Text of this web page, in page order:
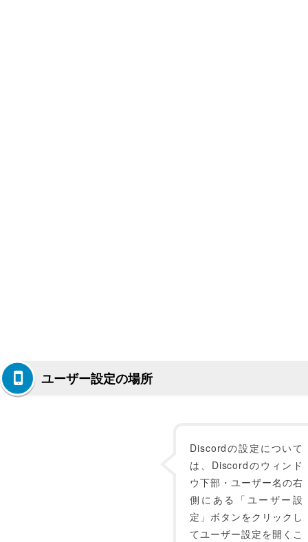
ユーザー設定の場所
Discordの設定について
は、Discordのウィンド
ウ下部・ユーザー名の右
側にある「ユーザー設
定」ボタンをクリックし
てユーザー設定を開くこ